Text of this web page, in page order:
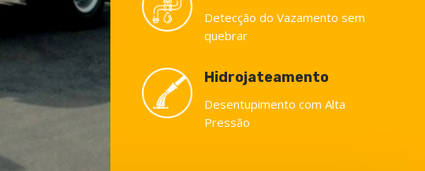
Detecção do Vazamento sem
quebrar
Hidrojateamento
Desentupimento com Alta
Pressão